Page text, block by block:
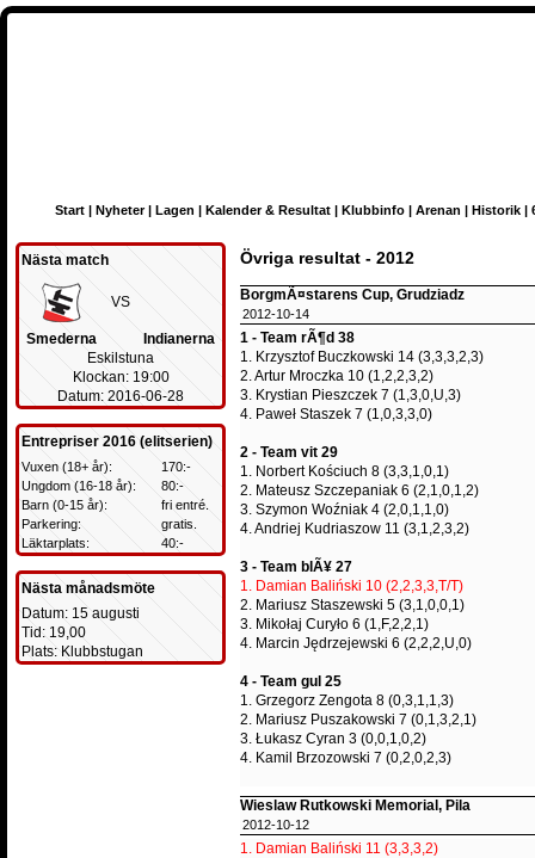
Start | Nyheter| Lagen | Kalender & Resultat | Klubbinfo | Arenan | Historik |
Nästa match
VS
Smederna Indianerna
Eskilstuna
Klockan: 19:00
Datum: 2016-06-28
Entrepriser 2016 (elitserien)
Vuxen (18+ år):
170:-
Ungdom (16-18 år):
80:-
Barn (0-15 år):
fri entré.
Parkering:
gratis.
Läktarplats:
40:-
Nästa månadsmöte
Datum: 15 augusti
Tid: 19,00
Plats: Klubbstugan
Övriga resultat - 2012
BorgmÃ¤starens Cup, Grudziadz
2012-10-14
1 - Team rÃ¶d 38
1. Krzysztof Buczkowski 14 (3,3,3,2,3)
2. Artur Mroczka 10 (1,2,2,3,2)
3. Krystian Pieszczek 7 (1,3,0,U,3)
4. Paweł Staszek 7 (1,0,3,3,0)
2 - Team vit 29
1. Norbert Kościuch 8 (3,3,1,0,1)
2. Mateusz Szczepaniak 6 (2,1,0,1,2)
3. Szymon Woźniak 4 (2,0,1,1,0)
4. Andriej Kudriaszow 11 (3,1,2,3,2)
3 - Team blÃ¥ 27
1. Damian Baliński 10 (2,2,3,3,T/T)
2. Mariusz Staszewski 5 (3,1,0,0,1)
3. Mikołaj Curyło 6 (1,F,2,2,1)
4. Marcin Jędrzejewski 6 (2,2,2,U,0)
4 - Team gul 25
1. Grzegorz Zengota 8 (0,3,1,1,3)
2. Mariusz Puszakowski 7 (0,1,3,2,1)
3. Łukasz Cyran 3 (0,0,1,0,2)
4. Kamil Brzozowski 7 (0,2,0,2,3)
Wieslaw Rutkowski Memorial, Pila
2012-10-12
1. Damian Baliński 11 (3,3,3,2)